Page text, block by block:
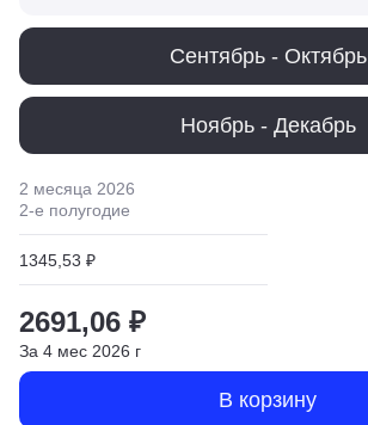
Сентябрь - Октябрь
Ноябрь - Декабрь
2 месяца 2026
2-е полугодие
1345,53 ₽
2691,06 ₽
За 4 мес 2026 г
В корзину